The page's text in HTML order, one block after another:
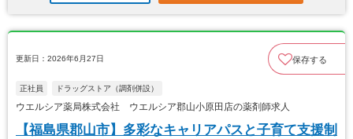
更新日：2026年6月27日 保存する
正社員 ドラッグストア（調剤併設）
ウエルシア薬局株式会社 ウエルシア郡山小原田店の薬剤師求人
【福島県郡山市】多彩なキャリアパスと子育て支援制